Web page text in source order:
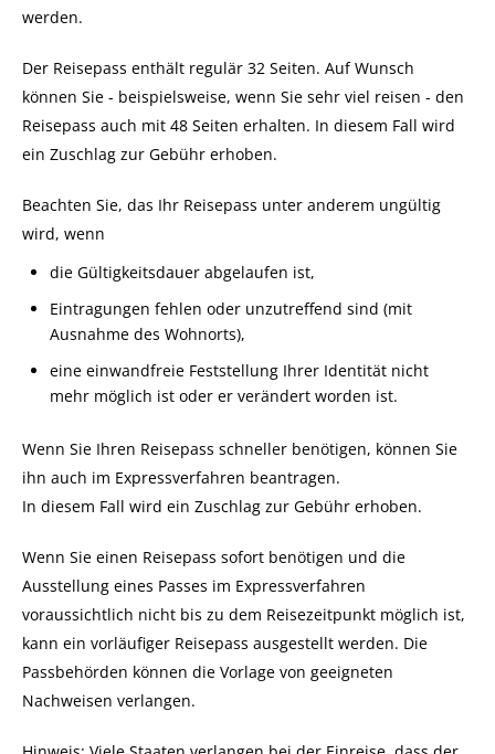
werden.
Der Reisepass enthält regulär 32 Seiten. Auf Wunsch
können Sie - beispielsweise, wenn Sie sehr viel reisen - den
Reisepass auch mit 48 Seiten erhalten. In diesem Fall wird
ein Zuschlag zur Gebühr erhoben.
Beachten Sie, das Ihr Reisepass unter anderem ungültig
wird, wenn
die Gültigkeitsdauer abgelaufen ist,
Eintragungen fehlen oder unzutreffend sind (mit
Ausnahme des Wohnorts),
eine einwandfreie Feststellung Ihrer Identität nicht
mehr möglich ist oder er verändert worden ist.
Wenn Sie Ihren Reisepass schneller benötigen, können Sie
ihn auch im Expressverfahren beantragen.
In diesem Fall wird ein Zuschlag zur Gebühr erhoben.
Wenn Sie einen Reisepass sofort benötigen und die
Ausstellung eines Passes im Expressverfahren
voraussichtlich nicht bis zu dem Reisezeitpunkt möglich ist,
kann ein vorläufiger Reisepass ausgestellt werden. Die
Passbehörden können die Vorlage von geeigneten
Nachweisen verlangen.